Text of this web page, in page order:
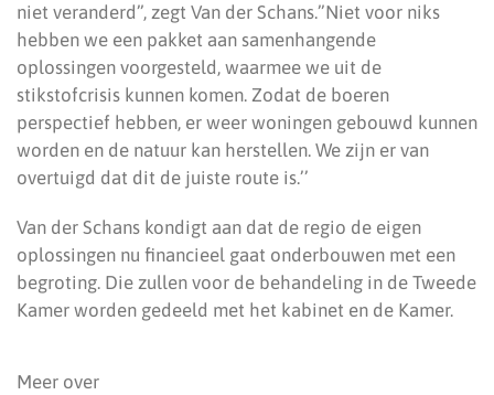
niet veranderd”, zegt Van der Schans.”Niet voor niks
hebben we een pakket aan samenhangende
oplossingen voorgesteld, waarmee we uit de
stikstofcrisis kunnen komen. Zodat de boeren
perspectief hebben, er weer woningen gebouwd kunnen
worden en de natuur kan herstellen. We zijn er van
overtuigd dat dit de juiste route is.’’
Van der Schans kondigt aan dat de regio de eigen
oplossingen nu financieel gaat onderbouwen met een
begroting. Die zullen voor de behandeling in de Tweede
Kamer worden gedeeld met het kabinet en de Kamer.
Meer over